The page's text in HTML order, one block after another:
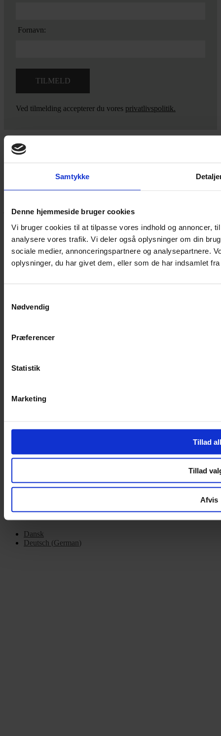
Samtykke
Denne hjemmeside bruger cookies
Vi bruger cookies til at tilpasse vores indhold og annoncer,
analysere vores trafik. Vi deler også oplysninger om din
sociale medier, annonceringspartnere og analysepartnere.
oplysninger, du har givet dem, eller som de har indsamlet
Nødvendig
Præferencer
Statistik
Marketing
Tillad
Tillad
Afvis
Fornavn:
Ved tilmelding accepterer du vores privatlivspolitik.
Yarn Every Wear
Hvis du bøvler med noget eller ønsker ny inspiration, så skriv til
jeg dig på vej.
Vestergade 12 6270, Tønder
60 51 96 50
post@yarneverywear.dk
CVR 43041649
Facebook-f
Instagram
Handelsbetingelser
Om Yarn Every Wear
Mandag – Fredag 10:00 – 17:30
Copyright © 2022.Design & hosting by Webhuset Ballum ApS
Dansk
Deutsch (German)